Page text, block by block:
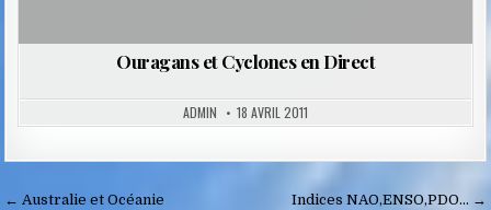
Ouragans et Cyclones en Direct
ADMIN 18 AVRIL 2011
← Australie et Océanie Indices NAO,ENSO,PDO… →